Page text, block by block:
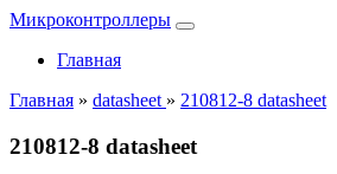
Микроконтроллеры
Главная
Главная » datasheet » 210812-8 datasheet
210812-8 datasheet